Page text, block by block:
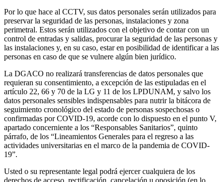
Por lo que hace al CCTV, sus datos personales serán utilizados para
preservar la seguridad de las personas, instalaciones y zona
perimetral. Estos serán utilizados con el objetivo de contar con un
control de entradas y salidas, procurar la seguridad de las personas y
las instalaciones y, en su caso, estar en posibilidad de identificar a las
personas en caso de que se vulnere algún bien jurídico.
La DGACO no realizará transferencias de datos personales que
requieran su consentimiento, a excepción de las estipuladas en el
artículo 22, 66 y 70 de la LG y 11 de los LPDUNAM, y salvo los
datos personales sensibles indispensables para nutrir la bitácora de
seguimiento cronológico del estado de personas sospechosas o
confirmadas por COVID-19, acorde con lo dispuesto en el punto V,
apartado concerniente a los “Responsables Sanitarios”, quinto
párrafo, de los “Lineamientos Generales para el regreso a las
actividades universitarias en el marco de la pandemia de COVID-
19”.
Usted o su representante legal podrá ejercer cualquiera de los